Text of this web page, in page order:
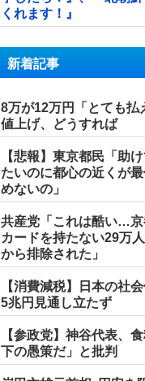
くれます！』
新着記事
8万が12万円「とても
値上げ、どうすれば
【悲報】東京都民「助
たいのに都心の近くが
めないの」
共産党「これは酷い…
カードを持たない29万
から排除された」
【消費減税】日本の社
5兆円見通し立たず
【参政党】神谷代表、
下の愚策だ」と批判